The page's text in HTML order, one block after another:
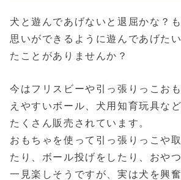
犬と遊んであげないと退屈かな？
思いができるように遊んであげた
たことがありませんか？
今はフリスビーや引っ張りっこお
えやすいボール、犬用知育玩具な
たくさん販売されています。
おもちゃを使って引っ張りっこや
たり、ボール投げをしたり、おや
一見楽しそうですが、実は犬を興